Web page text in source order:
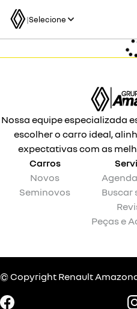
|Selecione
Nossa equipe especializada
escolher o carro ideal,
expectativas com as
Carros
Novos
Seminovos
Buscar
Peças e
© Copyright Renault